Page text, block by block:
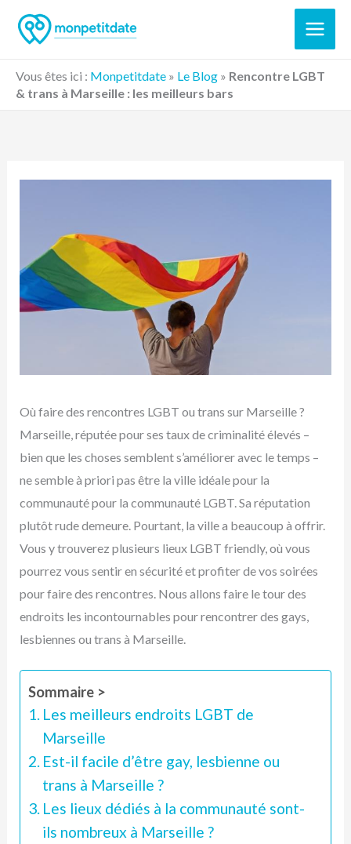
Vous êtes ici : Monpetitdate » Le Blog » Rencontre LGBT
& trans à Marseille : les meilleurs bars
Où faire des rencontres LGBT ou trans sur Marseille ?
Marseille, réputée pour ses taux de criminalité élevés –
bien que les choses semblent s’améliorer avec le temps –
ne semble à priori pas être la ville idéale pour la
communauté pour la communauté LGBT. Sa réputation
plutôt rude demeure. Pourtant, la ville a beaucoup à offrir.
Vous y trouverez plusieurs lieux LGBT friendly, où vous
pourrez vous sentir en sécurité et profiter de vos soirées
pour faire des rencontres. Nous allons faire le tour des
endroits les incontournables pour rencontrer des gays,
lesbiennes ou trans à Marseille.
Sommaire >
Les meilleurs endroits LGBT de
Marseille
Est-il facile d’être gay, lesbienne ou
trans à Marseille ?
Les lieux dédiés à la communauté sont-
ils nombreux à Marseille ?